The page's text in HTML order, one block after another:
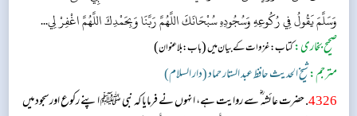
وَسَلَّمَ يَقُولُ فِي رُكُوعِهِ وَسُجُودِهِ سُبْحَانَكَ اللَّهُمَّ رَبَّنَا وَبِحَمْدِكَ اللَّهُمَّ اغْفِرْ لِي...
صحیح بخاری:کتاب: غزوات کے بیان میں(باب: بلا عنوان)
مترجم:شیخ الحدیث حافظ عبد الستار حماد (دار السلام)
4326. حضرت عائشہ‬ ؓ س‬ے روایت ہے، انہوں نے فرمایا کہ نبی ﷺ اپنے رکوع اورسجود میں